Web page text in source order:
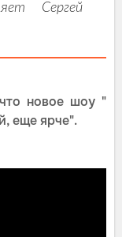
Сергей
новое шоу "
еще ярче".